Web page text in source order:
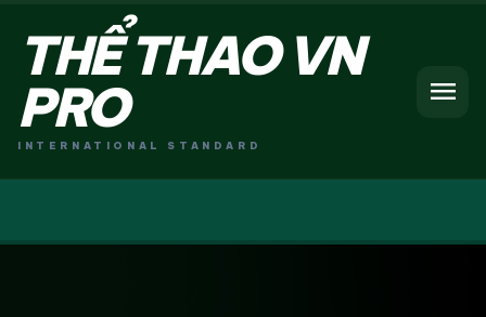
THỂ THAO VN
PRO
INTERNATIONAL STANDARD
menu